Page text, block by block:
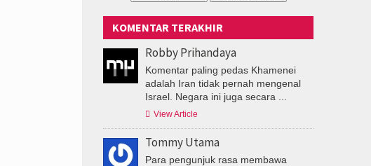
KOMENTAR TERAKHIR
Robby Prihandaya
Komentar paling pedas Khamenei
adalah Iran tidak pernah mengenal
Israel. Negara ini juga secara ...
 View Article
Tommy Utama
Para pengunjuk rasa membawa